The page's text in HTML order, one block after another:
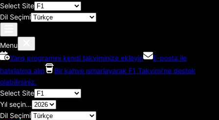
Select Site
Dil Seçimi
Menu
Yarış programını kendi takviminize ekleyin
E-posta ile
hatırlatma alın
Bir kahve ısmarlayarak F1 Takvimi'ne destek
olabilirsiniz.
Select Site
Yıl seçin...
Dil Seçimi